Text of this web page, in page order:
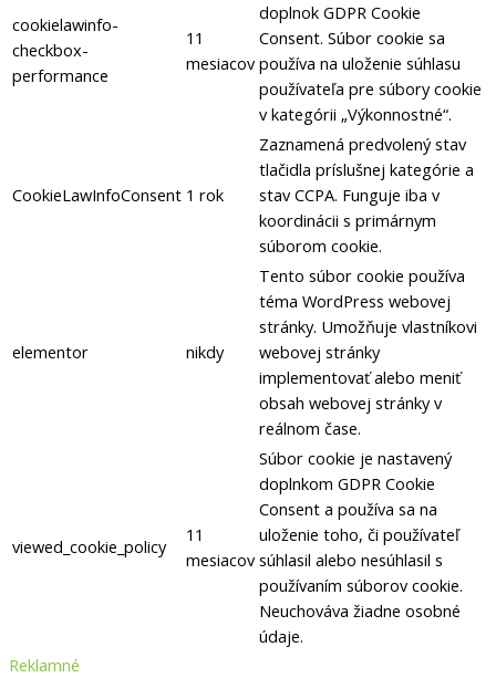
cookielawinfo-
checkbox-
performance
11
mesiacov
doplnok GDPR Cookie
Consent. Súbor cookie sa
používa na uloženie súhlasu
používateľa pre súbory cookie
v kategórii „Výkonnostné“.
CookieLawInfoConsent 1 rok
Zaznamená predvolený stav
tlačidla príslušnej kategórie a
stav CCPA. Funguje iba v
koordinácii s primárnym
súborom cookie.
elementor nikdy
Tento súbor cookie používa
téma WordPress webovej
stránky. Umožňuje vlastníkovi
webovej stránky
implementovať alebo meniť
obsah webovej stránky v
reálnom čase.
viewed_cookie_policy
11
mesiacov
Súbor cookie je nastavený
doplnkom GDPR Cookie
Consent a používa sa na
uloženie toho, či používateľ
súhlasil alebo nesúhlasil s
používaním súborov cookie.
Neuchováva žiadne osobné
údaje.
Reklamné